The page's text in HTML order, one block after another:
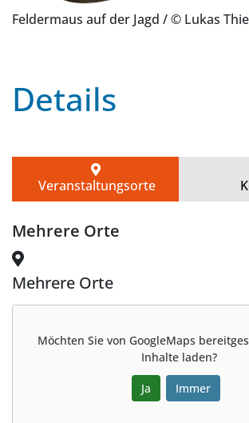
Feldermaus auf der Jagd / © Lukas
Details
Veranstaltungsorte
Mehrere Orte
Mehrere Orte
Möchten Sie von GoogleMaps
Inhalte laden?
Ja Immer